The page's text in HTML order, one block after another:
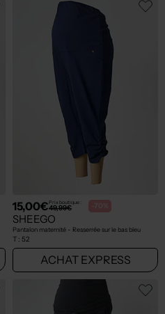
15,00€Prix boutique :
49,99€ -70%
SHEEGO
Pantalon maternité - Resserrée sur le bas bleu
T : 52
ACHAT EXPRESS